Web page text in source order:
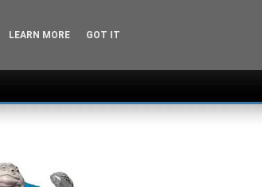
LEARN MORE GOT IT